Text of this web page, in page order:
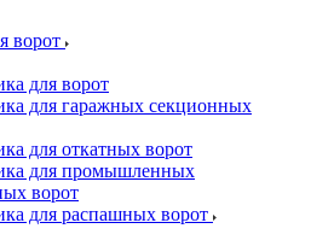
ворот
для ворот
для гаражных секционных
для откатных ворот
для промышленных
ворот
для распашных ворот